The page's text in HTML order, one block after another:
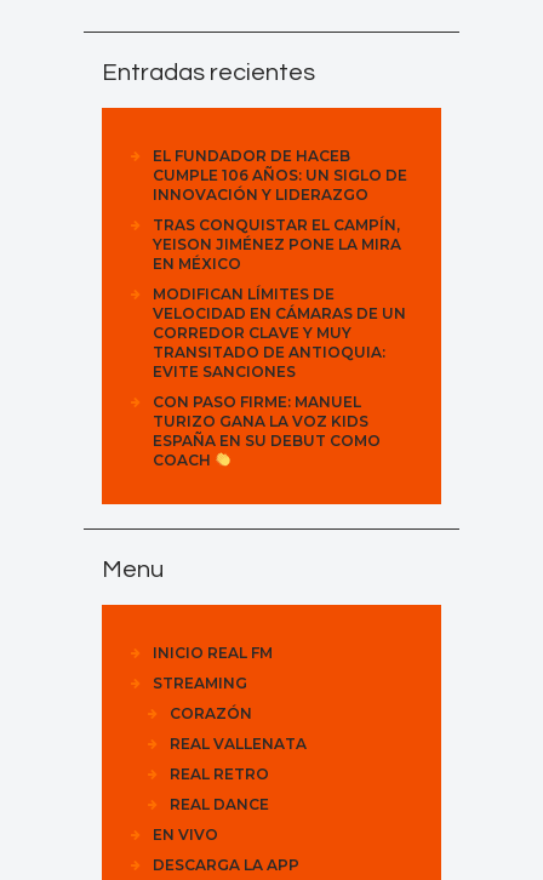
Entradas recientes
EL FUNDADOR DE HACEB
CUMPLE 106 AÑOS: UN SIGLO DE
INNOVACIÓN Y LIDERAZGO
TRAS CONQUISTAR EL CAMPÍN,
YEISON JIMÉNEZ PONE LA MIRA
EN MÉXICO
MODIFICAN LÍMITES DE
VELOCIDAD EN CÁMARAS DE UN
CORREDOR CLAVE Y MUY
TRANSITADO DE ANTIOQUIA:
EVITE SANCIONES
CON PASO FIRME: MANUEL
TURIZO GANA LA VOZ KIDS
ESPAÑA EN SU DEBUT COMO
COACH
Menu
INICIO REAL FM
STREAMING
CORAZÓN
REAL VALLENATA
REAL RETRO
REAL DANCE
EN VIVO
DESCARGA LA APP